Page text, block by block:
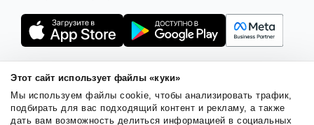
Этот сайт использует файлы «куки»
Мы используем файлы cookie, чтобы анализировать трафик,
подбирать для вас подходящий контент и рекламу, а также
дать вам возможность делиться информацией в социальных
Правила использованияБезопасность SendPulse
Политика конфиденциальности Политика Cookies